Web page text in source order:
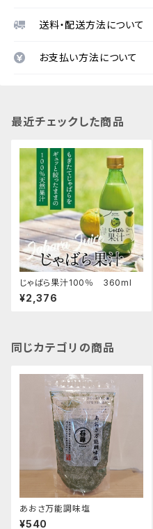
送料・配送方法について
お支払い方法について
最近チェックした商品
じゃばら果汁100％ 360ml
¥2,376
同じカテゴリの商品
あおさ万能調味塩
¥540